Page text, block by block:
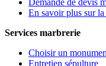
En savoir plus sur
Services marbrerie
Choisir un
Entretien sépulture